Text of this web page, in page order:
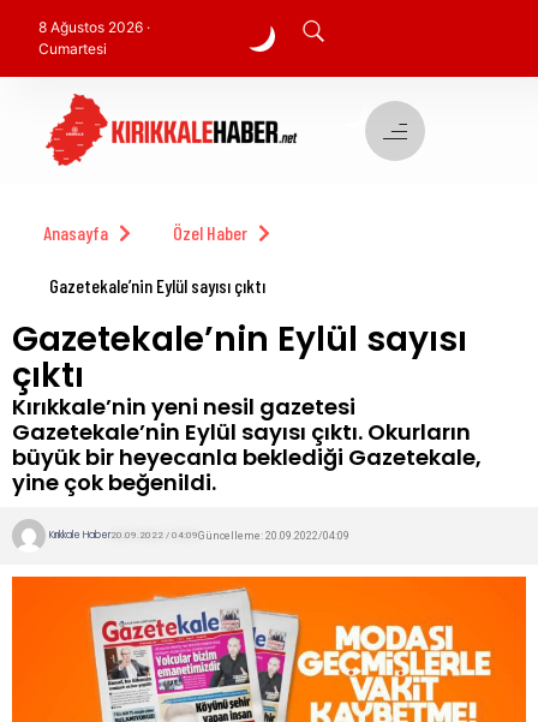
8 Ağustos 2026 ·
Cumartesi
Anasayfa Özel Haber
Gazetekale’nin Eylül sayısı çıktı
Gazetekale’nin Eylül sayısı
çıktı
Kırıkkale’nin yeni nesil gazetesi
Gazetekale’nin Eylül sayısı çıktı. Okurların
büyük bir heyecanla beklediği Gazetekale,
yine çok beğenildi.
Kırıkkale Haber20.09.2022 / 04:09Güncelleme: 20.09.2022/04:09